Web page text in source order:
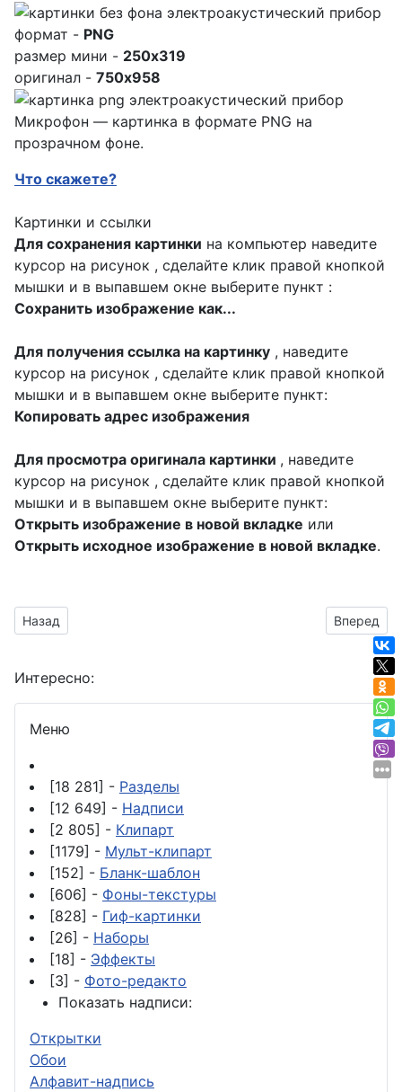
формат - PNG
размер мини - 250x319
оригинал - 750x958
Микрофон — картинка в формате PNG на
прозрачном фоне.
Что скажете?
Картинки и ссылки
Для сохранения картинки на компьютер наведите
курсор на рисунок , сделайте клик правой кнопкой
мышки и в выпавшем окне выберите пункт :
Сохранить изображение как...
Для получения ссылка на картинку , наведите
курсор на рисунок , сделайте клик правой кнопкой
мышки и в выпавшем окне выберите пункт:
Копировать адрес изображения
Для просмотра оригинала картинки , наведите
курсор на рисунок , сделайте клик правой кнопкой
мышки и в выпавшем окне выберите пункт:
Открыть изображение в новой вкладке или
Открыть исходное изображение в новой вкладке.
Предыдущий материал: клипарт с микрофоном
Назад Вперед
Интересно:
Меню
[18 281] - Разделы
[12 649] - Надписи
[2 805] - Клипарт
[1179] - Мульт-клипарт
[152] - Бланк-шаблон
[606] - Фоны-текстуры
[828] - Гиф-картинки
[26] - Наборы
[18] - Эффекты
[3] - Фото-редакто
Показать надписи:
Открытки
Обои
Алфавит-надпись